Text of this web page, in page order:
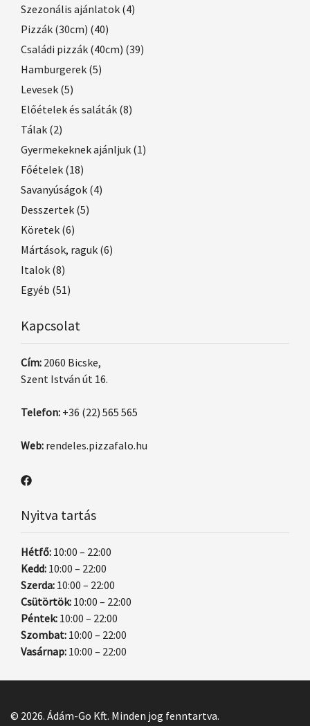
Szezonális ajánlatok (4)
Pizzák (30cm) (40)
Családi pizzák (40cm) (39)
Hamburgerek (5)
Levesek (5)
Előételek és saláták (8)
Tálak (2)
Gyermekeknek ajánljuk (1)
Főételek (18)
Savanyúságok (4)
Desszertek (5)
Köretek (6)
Mártások, raguk (6)
Italok (8)
Egyéb (51)
Kapcsolat
Cím: 2060 Bicske,
Szent István út 16.
Telefon: +36 (22) 565 565
Web: rendeles.pizzafalo.hu
Nyitva tartás
Hétfő: 10:00 – 22:00
Kedd: 10:00 – 22:00
Szerda: 10:00 – 22:00
Csütörtök: 10:00 – 22:00
Péntek: 10:00 – 22:00
Szombat: 10:00 – 22:00
Vasárnap: 10:00 – 22:00
© 2026. Ádám-Go Kft. Minden jog fenntartva.